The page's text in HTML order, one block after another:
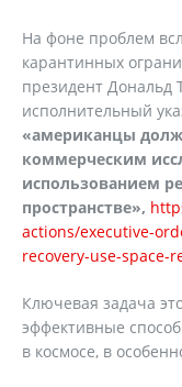
На фоне проблем
карантинных
президент Дональд
исполнительный
«американцы
коммерческим
использованием
пространстве»,
actions/executive-
recovery-use-space-
Ключевая задача
эффективные
в космосе, в